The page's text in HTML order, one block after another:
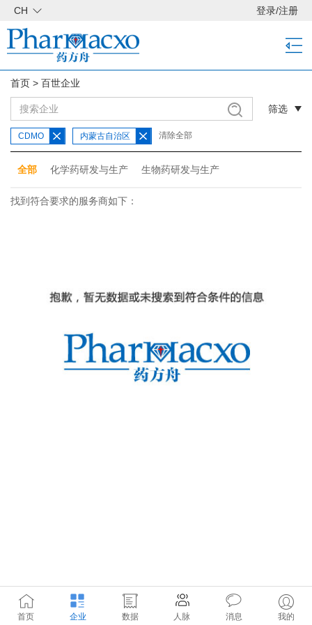
CH 登录/注册
首页 > 百世企业
筛选
CDMO 内蒙古自治区 清除全部
全部 化学药研发与生产 生物药研发与生产
找到符合要求的服务商如下：
首页 企业 数据 人脉 消息 我的